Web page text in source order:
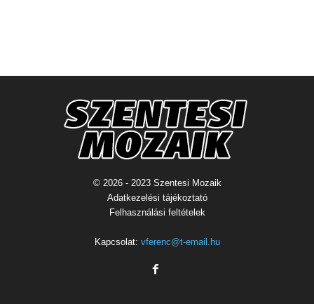
© 2026 - 2023 Szentesi Mozaik
Adatkezelési tájékoztató
Felhasználási feltételek
Kapcsolat: vferenc@t-email.hu